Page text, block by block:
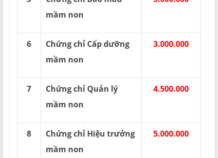
mầm non
6
Chứng chỉ Cấp dưỡng
mầm non
3.000.000
7
Chứng chỉ Quản lý
mầm non
4.500.000
8
Chứng chỉ Hiệu trưởng
mầm non
5.000.000